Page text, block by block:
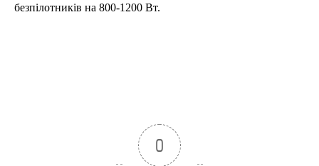
безпілотників на 800-1200 Вт.
0